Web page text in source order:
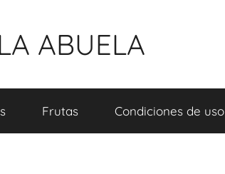
ABUELA
Frutas Condiciones de uso